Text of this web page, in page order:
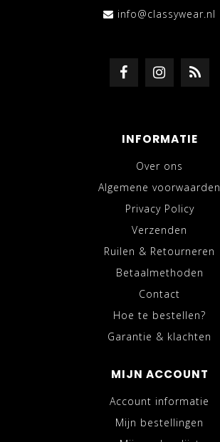
info@classywear.nl
INFORMATIE
Over ons
Algemene voorwaarden
Privacy Policy
Verzenden
Ruilen & Retourneren
Betaalmethoden
Contact
Hoe te bestellen?
Garantie & klachten
MIJN ACCOUNT
Account informatie
Mijn bestellingen